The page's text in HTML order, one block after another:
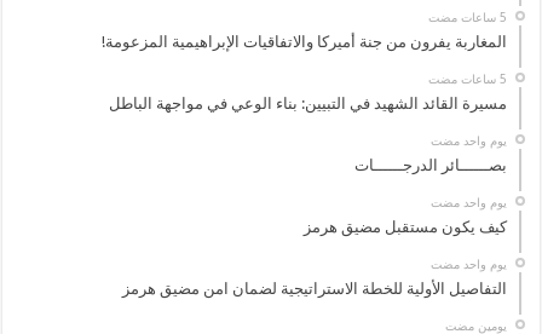
المغاربة يفرون من جنة أميركا والاتفاقيات الإبراهيمية المزعومة!
مسيرة القائد الشهيد في التبيين: بناء الوعي في مواجهة الباطل
‏يوم واحد مضت
بصــــــائر الدرجــــــات
‏يوم واحد مضت
كيف يكون مستقبل مضيق هرمز
‏يوم واحد مضت
التفاصيل الأولية للخطة الاستراتيجية لضمان امن مضيق هرمز
‏يومين مضت